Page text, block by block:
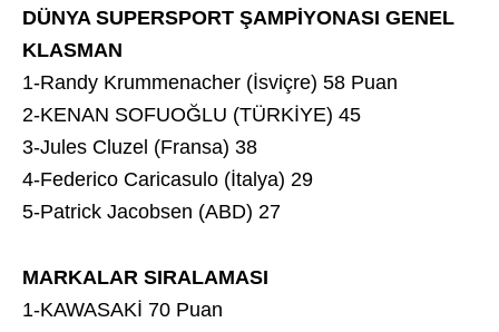
DÜNYA SUPERSPORT ŞAMPİYONASI GENEL
KLASMAN
1-Randy Krummenacher (İsviçre) 58 Puan
2-KENAN SOFUOĞLU (TÜRKİYE) 45
3-Jules Cluzel (Fransa) 38
4-Federico Caricasulo (İtalya) 29
5-Patrick Jacobsen (ABD) 27
MARKALAR SIRALAMASI
1-KAWASAKİ 70 Puan